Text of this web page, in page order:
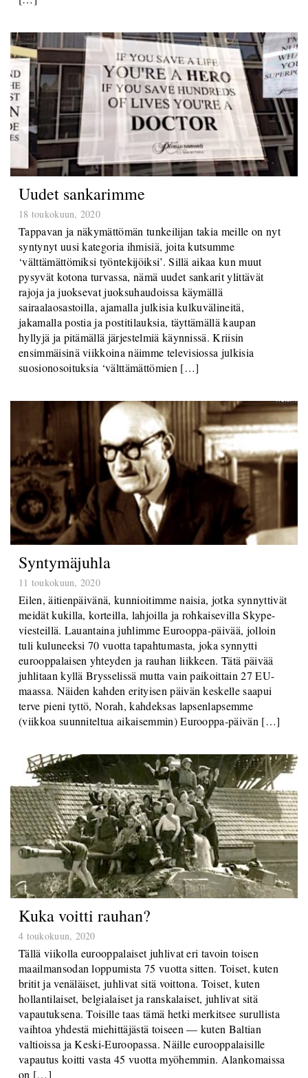
Uudet sankarimme
Tappavan ja näkymättömän tunkeilijan takia meille on nyt
syntynyt uusi kategoria ihmisiä, joita kutsumme
‘välttämättömiksi työntekijöiksi’. Sillä aikaa kun muut
pysyvät kotona turvassa, nämä uudet sankarit ylittävät
rajoja ja juoksevat juoksuhaudoissa käymällä
sairaalaosastoilla, ajamalla julkisia kulkuvälineitä,
jakamalla postia ja postitilauksia, täyttämällä kaupan
hyllyjä ja pitämällä järjestelmiä käynnissä. Kriisin
ensimmäisinä viikkoina näimme televisiossa julkisia
suosionosoituksia ‘välttämättömien […]
Syntymäjuhla
11 toukokuun, 2020
Eilen, äitienpäivänä, kunnioitimme naisia, jotka synnyttivät
meidät kukilla, korteilla, lahjoilla ja rohkaisevilla Skype-
viesteillä. Lauantaina juhlimme Eurooppa-päivää, jolloin
tuli kuluneeksi 70 vuotta tapahtumasta, joka synnytti
eurooppalaisen yhteyden ja rauhan liikkeen. Tätä päivää
juhlitaan kyllä Brysselissä mutta vain paikoittain 27 EU-
maassa. Näiden kahden erityisen päivän keskelle saapui
terve pieni tyttö, Norah, kahdeksas lapsenlapsemme
(viikkoa suunniteltua aikaisemmin) Eurooppa-päivän […]
Kuka voitti rauhan?
Tällä viikolla eurooppalaiset juhlivat eri tavoin toisen
maailmansodan loppumista 75 vuotta sitten. Toiset, kuten
britit ja venäläiset, juhlivat sitä voittona. Toiset, kuten
hollantilaiset, belgialaiset ja ranskalaiset, juhlivat sitä
vapautuksena. Toisille taas tämä hetki merkitsee surullista
vaihtoa yhdestä miehittäjästä toiseen — kuten Baltian
valtioissa ja Keski-Euroopassa. Näille eurooppalaisille
vapautus koitti vasta 45 vuotta myöhemmin. Alankomaissa
on […]